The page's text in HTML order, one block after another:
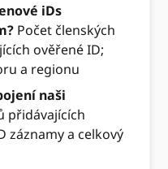
iDs
Počet členských
ověřené ID;
a regionu
naši
přidávajících
záznamy a celkový